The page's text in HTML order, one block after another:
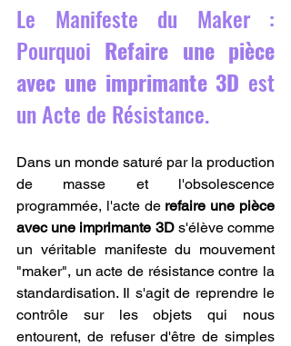
Le Manifeste du Maker :
Pourquoi Refaire une pièce
avec une imprimante 3D est
un Acte de Résistance.
Dans un monde saturé par la production
de masse et l'obsolescence
programmée, l'acte de refaire une pièce
avec une imprimante 3D s'élève comme
un véritable manifeste du mouvement
"maker", un acte de résistance contre la
standardisation. Il s'agit de reprendre le
contrôle sur les objets qui nous
entourent, de refuser d'être de simples